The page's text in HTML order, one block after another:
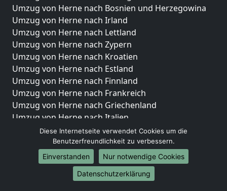
Umzug von Herne nach Bosnien und Herzegowina
Umzug von Herne nach Irland
Umzug von Herne nach Lettland
Umzug von Herne nach Zypern
Umzug von Herne nach Kroatien
Umzug von Herne nach Estland
Umzug von Herne nach Finnland
Umzug von Herne nach Frankreich
Umzug von Herne nach Griechenland
Umzug von Herne nach Italien
Umzug von Herne nach Liechtenstein
Umzug von Herne nach Luxemburg
Umzug von Herne nach Niederlande
Umzug von Herne nach Norwegen
Umzüge-Deutschlandweit
Diese Internetseite verwendet Cookies um die
Benutzerfreundlichkeit zu verbessern.
Einverstanden
Nur notwendige Cookies
Datenschutzerklärung